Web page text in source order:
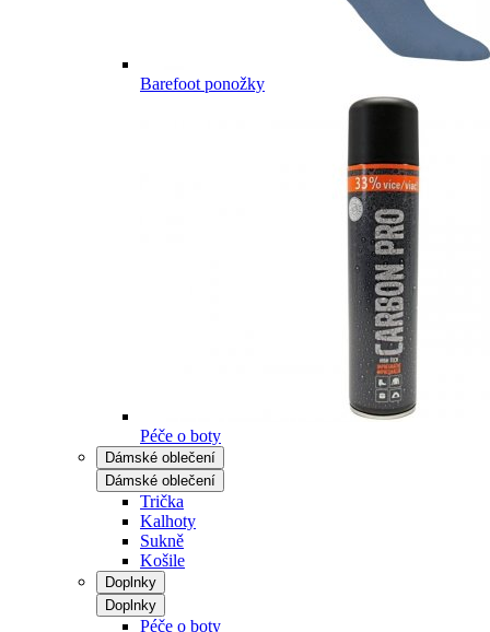
Barefoot ponožky
Péče o boty
Dámské oblečení
Dámské oblečení
Trička
Kalhoty
Sukně
Košile
Doplnky
Doplnky
Péče o boty